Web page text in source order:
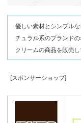
優しい素材とシンプル
チュラル系のブランド
クリームの商品を販売
[スポンサーショップ]